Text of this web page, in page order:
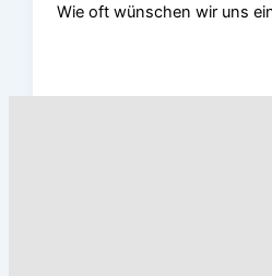
Wie oft wünschen wir uns